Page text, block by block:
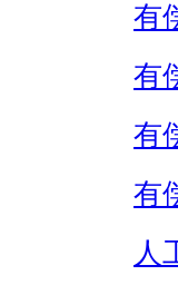
有
有
有
有
人